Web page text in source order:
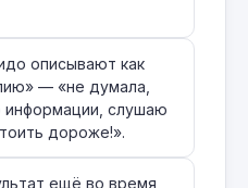
описывают как
— «не думала,
информации, слушаю
дороже!».
ещё во время